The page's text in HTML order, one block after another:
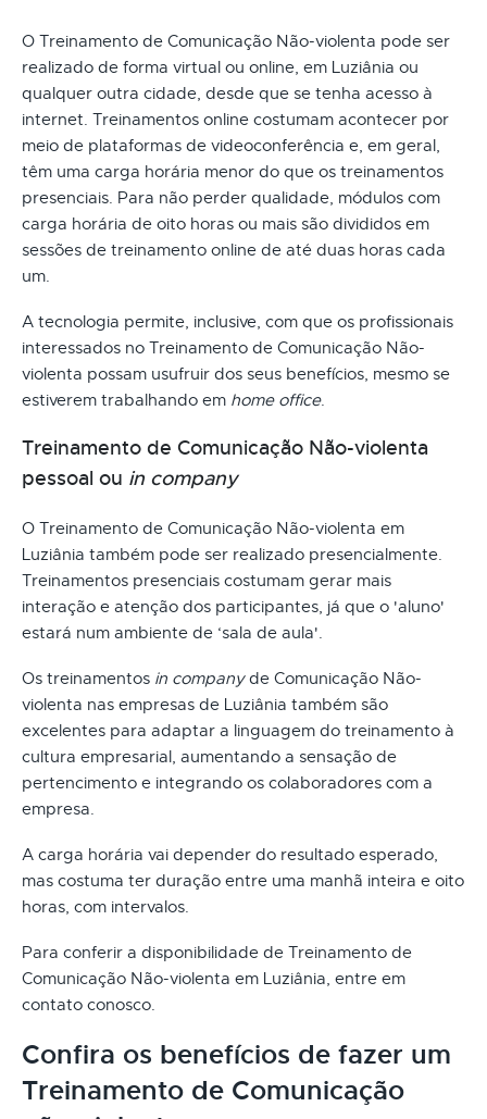
O Treinamento de Comunicação Não-violenta pode ser
realizado de forma virtual ou online, em Luziânia ou
qualquer outra cidade, desde que se tenha acesso à
internet. Treinamentos online costumam acontecer por
meio de plataformas de videoconferência e, em geral,
têm uma carga horária menor do que os treinamentos
presenciais. Para não perder qualidade, módulos com
carga horária de oito horas ou mais são divididos em
sessões de treinamento online de até duas horas cada
um.
A tecnologia permite, inclusive, com que os profissionais
interessados no Treinamento de Comunicação Não-
violenta possam usufruir dos seus benefícios, mesmo se
estiverem trabalhando em home office.
Treinamento de Comunicação Não-violenta
pessoal ou in company
O Treinamento de Comunicação Não-violenta em
Luziânia também pode ser realizado presencialmente.
Treinamentos presenciais costumam gerar mais
interação e atenção dos participantes, já que o 'aluno'
estará num ambiente de ‘sala de aula'.
Os treinamentos in companyde Comunicação Não-
violenta nas empresas de Luziânia também são
excelentes para adaptar a linguagem do treinamento à
cultura empresarial, aumentando a sensação de
pertencimento e integrando os colaboradores com a
empresa.
A carga horária vai depender do resultado esperado,
mas costuma ter duração entre uma manhã inteira e oito
horas, com intervalos.
Para conferir a disponibilidade de Treinamento de
Comunicação Não-violenta em Luziânia, entre em
contato conosco.
Confira os benefícios de fazer um
Treinamento de Comunicação